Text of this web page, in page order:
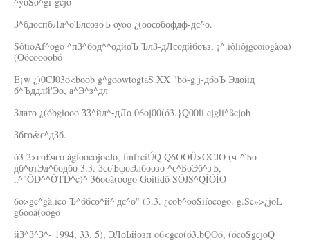
З^бдоспбЛд^оЪлсозоЪ oyoo ¿(оособофдф-дс^о.
SôtioÂf^ogo ^пЗ^бод^^одйоЪ ЪлЗ-дЛсодйбоъз, ¡^.iôliôjgcoiogàoa)
(Óócoooobó
E¡w ¿)0CJ03o<boob g^goowtogtaS XX "bó-g j-дбоЪ Эдойд
б^Ъддлй'Эо, а^Э^з^дл
Злато ¿(óbgiooo ЗЗ^йл^-дЛо 06oj00(ó3.}Q00li cjgli^ßcjob
Збго&с^дЗб.
ó3 2>го£чсо ágfoocojocJo, finfrciÚQ Q6OOÜ>OCJO (ч-^Ъо
дб^отЭд^бодбо 3.3. ЗсоЪфоЭлбоозо ^с^БоЭб^зЪ,
„^"ÔD^^ÔTD^c)^ 36ooà(oogo Goitidô SÓJS^QÍÓÍO
6o>gc^gà.ico Ъ^ббсо^й^'дс^о" (3.3. ¿cob^ooSiíocogo. g.Sc»>¿joL
g6ooä(oogo
йЗ^З^З^- 1994, 33. 5), ЭЛоЬйозп o6<gco(ó3.bQOó, (ócoSgcjoQ